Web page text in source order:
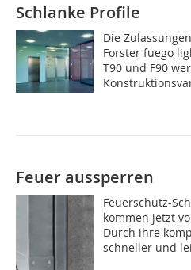
Schlanke Profile
Die
Forster fuego
T90 und F90
Feuer aussperren
Feuerschutz-
kommen jetzt
Durch ihre
schneller und